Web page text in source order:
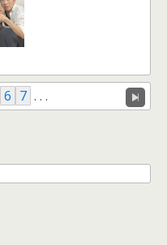
6 7 . . .